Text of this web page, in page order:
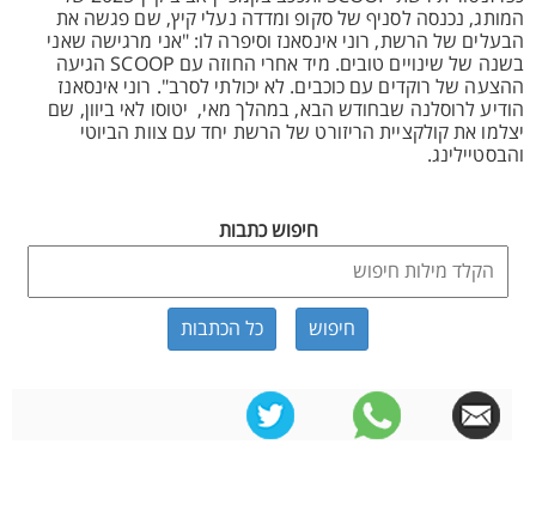
המותג, נכנסה לסניף של סקופ ומדדה נעלי קיץ, שם פגשה את
הבעלים של הרשת, רוני אינסאנז וסיפרה לו: "אני מרגישה שאני
בשנה של שינויים טובים. מיד אחרי החוזה עם SCOOP הגיעה
ההצעה של רוקדים עם כוכבים. לא יכולתי לסרב". רוני אינסאנז
הודיע לרוסלנה שבחודש הבא, במהלך מאי, יטוסו לאי ביוון, שם
יצלמו את קולקציית הריזורט של הרשת יחד עם צוות הביוטי
והבסטיילינג.
חיפוש כתבות
כל הכתבות